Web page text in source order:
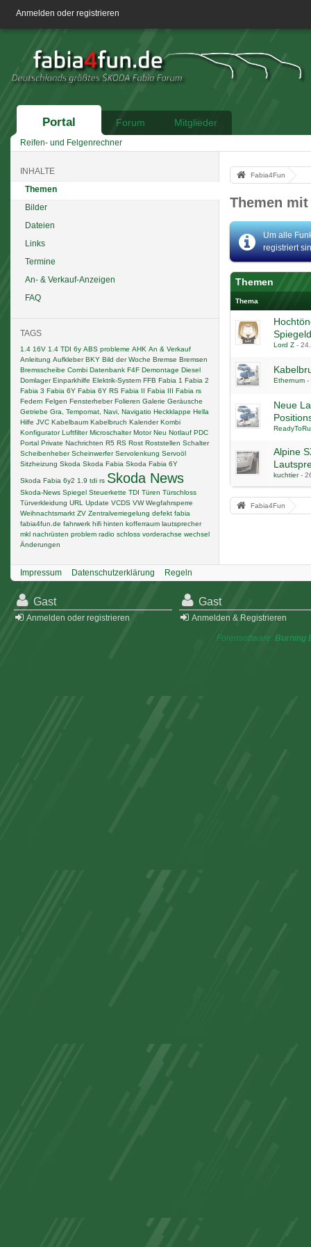
Anmelden oder registrieren
Portal Forum Mitglieder
Reifen- und Felgenrechner
INHALTE
Themen
Bilder
Dateien
Links
Termine
An- & Verkauf-Anzeigen
FAQ
TAGS
1.4 16V 1.4 TDI 6y ABS probleme AHK An & Verkauf
Anleitung Aufkleber BKY Bild der Woche Bremse Bremsen
Bremsscheibe Combi Datenbank F4F Demontage Diesel
Domlager Einparkhilfe Elektrik-System FFB Fabia 1 Fabia 2
Fabia 3 Fabia 6Y Fabia 6Y RS Fabia II Fabia III Fabia rs
Federn Felgen Fensterheber Folieren Galerie Geräusche
Getriebe Gra, Tempomat, Navi, Navigatio Heckklappe Hella
Hilfe JVC Kabelbaum Kabelbruch Kalender Kombi
Konfigurator Luftfilter Microschalter Motor Neu Notlauf PDC
Portal Private Nachrichten R5 RS Rost Roststellen Schalter
Scheibenheber Scheinwerfer Servolenkung Servoöl
Sitzheizung Skoda Skoda Fabia Skoda Fabia 6Y
Skoda Fabia 6y2 1.9 tdi rs Skoda News
Skoda-News Spiegel Steuerkette TDI Türen Türschloss
Türverkleidung URL Update VCDS VW Wegfahrsperre
Weihnachtsmarkt ZV Zentralverriegelung defekt fabia
fabia4fun.de fahrwerk hifi hinten kofferraum lautsprecher
mkl nachrüsten problem radio schloss vorderachse wechsel
Änderungen
Fabia4Fun
Themen
Um alle
registriert
Themen
Thema
Lord Z -
Ethernum -
Neue
Alpine
kuchtier-
Fabia4Fun
Impressum Datenschutzerklärung Regeln
Gast
Anmelden oder registrieren
Gast
Anmelden & Registrieren
Forensoftware: Burning